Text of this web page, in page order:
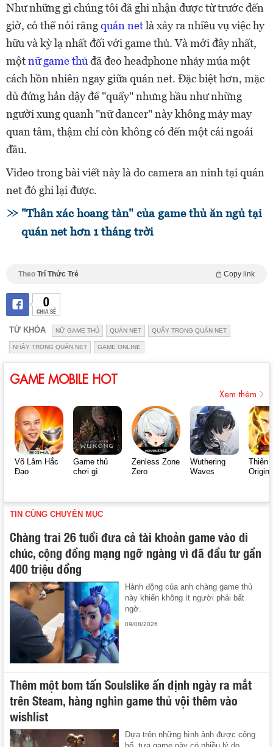
Như những gì chúng tôi đã ghi nhận được từ trước đến
giờ, có thể nói rằngquán netlà xảy ra nhiều vụ việc hy
hữu và kỳ lạ nhất đối với game thủ. Và mới đây nhất,
mộtnữ game thủ đã đeo headphone nhảy múa một
cách hồn nhiên ngay giữa quán net. Đặc biệt hơn, mặc
dù đứng hẳn dậy để "quẩy" nhưng hầu như những
người xung quanh "nữ dancer" này không mảy may
quan tâm, thậm chí còn không có đến một cái ngoái
đầu.
Video trong bài viết này là do camera an ninh tại quán
net đó ghi lại được.
"Thân xác hoang tàn" của game thủ ăn ngủ tại
quán net hơn 1 tháng trời
Theo Trí Thức Trẻ Copy link
0
CHIA SẺ
TỪ KHÓA NỮ GAME THỦ QUÁN NET QUẨY TRONG QUÁN NET
NHẢY TRONG QUÁN NET GAME ONLINE
GAME MOBILE HOT
Xem thêm
Võ Lâm Hắc
Đạo
Game thủ
chơi gì
Zenless Zone
Zero
Wuthering
Waves
Thiên
Origin
TIN CÙNG CHUYÊN MỤC
Chàng trai 26 tuổi đưa cả tài khoản game vào di
chúc, cộng đồng mạng ngỡ ngàng vì đã đầu tư gần
400 triệu đồng
Hành động của anh chàng game thủ
này khiến không ít người phải bất
ngờ.
09/08/2026
Thêm một bom tấn Soulslike ấn định ngày ra mắt
trên Steam, hàng nghìn game thủ vội thêm vào
wishlist
Dựa trên những hình ảnh được công